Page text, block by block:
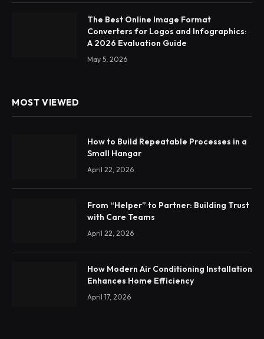
The Best Online Image Format
Converters for Logos and Infographics:
A 2026 Evaluation Guide
May 5, 2026
MOST VIEWED
How to Build Repeatable Processes in a
Small Hangar
April 22, 2026
From “Helper” to Partner: Building Trust
with Care Teams
April 22, 2026
How Modern Air Conditioning Installation
Enhances Home Efficiency
April 17, 2026